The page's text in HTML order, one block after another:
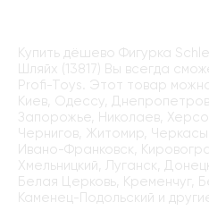
Купить дёшево Фигурка
Шляйх (13817) Вы всегда
Profi-Toys. Этот товар
Киев, Одессу,
Запорожье, Николаев,
Чернигов, Житомир,
Ивано-Франковск,
Хмельницкий, Луганск,
Белая Церковь, Кременчуг,
Каменец-Подольский и